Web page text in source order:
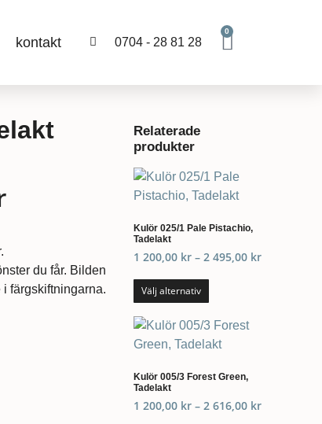
kontakt 0704 - 28 81 28
0
du får. Bilden
färgskiftningarna.
Relaterade
produkter
Kulör 025/1 Pale Pistachio,
Tadelakt
1 200,00 kr – 2 495,00 kr
Välj alternativ
Kulör 005/3 Forest Green,
Tadelakt
1 200,00 kr – 2 616,00 kr